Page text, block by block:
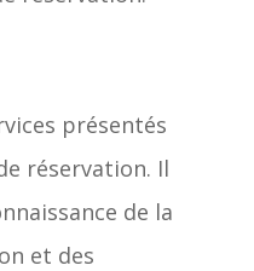
présentés
réservation. Il
de la
et des